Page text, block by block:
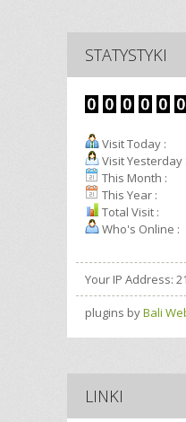
STATYSTYKI
Visit Today :
Visit Yesterday :
This Month :
This Year :
Total Visit :
Who's Online :
Your IP Address:
plugins byBali
LINKI